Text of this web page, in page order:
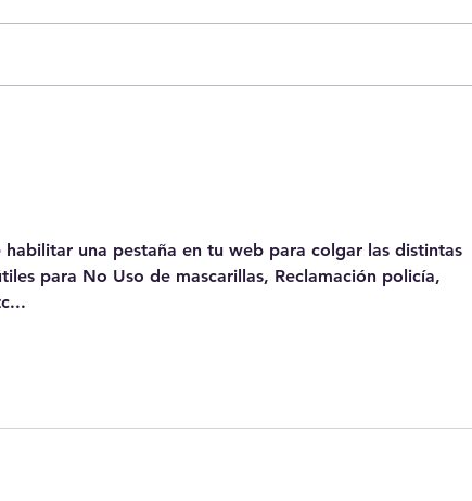
El
una pestaña en tu web para colgar las distintas
para No Uso de mascarillas, Reclamación policía,